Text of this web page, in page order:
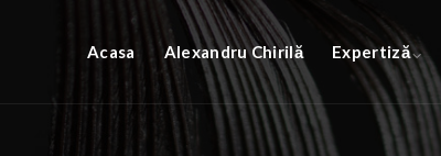
Acasa Alexandru Chirilă Expertiză